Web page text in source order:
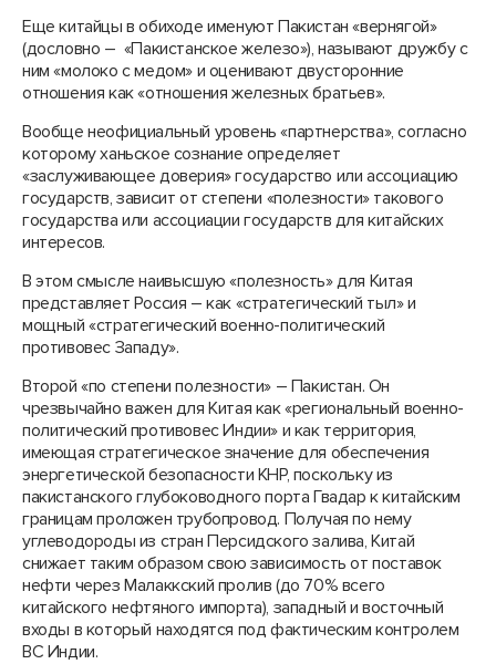
Еще китайцы в обиходе именуют Пакистан «вернягой»
(дословно – «Пакистанское железо»), называют дружбу с
ним «молоко с медом» и оценивают двусторонние
отношения как «отношения железных братьев».
Вообще неофициальный уровень «партнерства», согласно
которому ханьское сознание определяет
«заслуживающее доверия» государство или ассоциацию
государств, зависит от степени «полезности» такового
государства или ассоциации государств для китайских
интересов.
В этом смысле наивысшую «полезность» для Китая
представляет Россия – как «стратегический тыл» и
мощный «стратегический военно-политический
противовес Западу».
Второй «по степени полезности» – Пакистан. Он
чрезвычайно важен для Китая как «региональный военно-
политический противовес Индии» и как территория,
имеющая стратегическое значение для обеспечения
энергетической безопасности КНР, поскольку из
пакистанского глубоководного порта Гвадар к китайским
границам проложен трубопровод. Получая по нему
углеводороды из стран Персидского залива, Китай
снижает таким образом свою зависимость от поставок
нефти через Малаккский пролив (до 70% всего
китайского нефтяного импорта), западный и восточный
входы в который находятся под фактическим контролем
ВС Индии.